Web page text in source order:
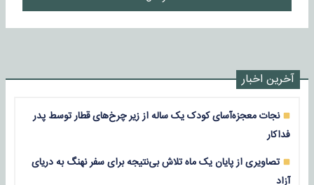
آخرین اخبار
نجات معجزه‌آسای کودک یک ساله از زیر چرخ‌های قطار توسط پدر
فداکار
تصاویری از پایان یک ماه تلاش بی‌نتیجه برای سفر نهنگ به دریای
آزاد